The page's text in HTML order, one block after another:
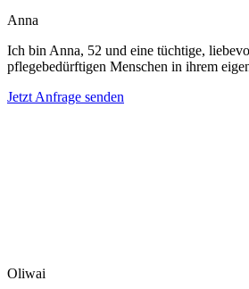
Anna
Ich bin Anna, 52 und eine tüchtige,
pflegebedürftigen Menschen in ihrem
Jetzt Anfrage senden
Oliwai